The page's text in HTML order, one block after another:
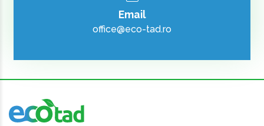
Email
office@eco-tad.ro